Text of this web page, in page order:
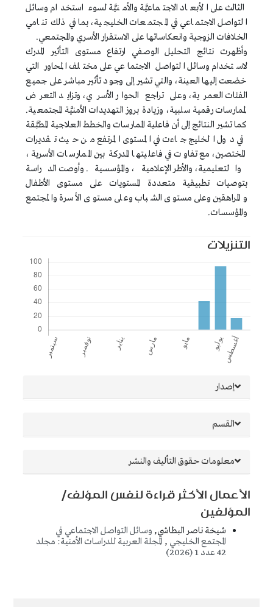
الثالث على الأبعاد الاجتماعيَّة والأمنيَّة لسوء استخدام وسائل
التواصل الاجتماعي في المجتمعات الخليجية، بما في ذلك تنامي
الخلافات الزوجية وانعكاساتها على الاستقرار الأسري والمجتمعي.
وأظهرت نتائج التحليل الوصفي ارتفاع مستوى التأثير المدرك
لاستخدام وسائل التواصل الاجتماعي على مختلف المحاور التي
خضعت إليها العينة، والتي تشير إلى وجود تأثير مباشر على جميع
الفئات العمرية، وعلى تراجع الحوار الأسري، وتزايد التعرض
لممارسات رقمية سلبية، وزيادة بروز التهديدات الأمنيَّة المجتمعية.
كما تشير النتائج إلى أن فاعلية الممارسات والخطط العلاجية المطبَّقة
في دول الخليج جاءت في المستوى المرتفع من حيث تقديرات
المختصين، مع تفاوت في فاعليتها المدركة بين الممارسات الأسرية،
والتعليمية، والأطر الإعلامية، والمؤسسية. وأوصت الدراسة
بتوصيات تطبيقية متعددة المستويات على مستوى الأطفال
والمراهقين وعلى مستوى الشباب وعلى مستوى الأسرة والمجتمع
والمؤسسات.
التنزيلات
##plugins.themes.bootstrap3.article.details##إصدار
القسم
معلومات حقوق التأليف والنشر
الأعمال الأكثر قراءة لنفس المؤلف/
المؤلفين
شيخة ناصر البطاشي, وسائل التواصل الاجتماعي في
المجتمع الخليجي , المجلة العربية للدراسات الأمنية: مجلد
42 عدد 1 (2026)